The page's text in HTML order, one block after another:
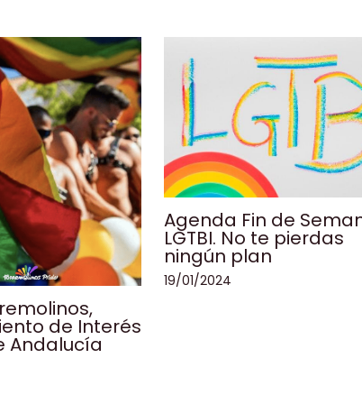
de Interés
Andalucía
Agenda Fin de
LGTBI. No te pierdas
ningún plan
19/01/2024